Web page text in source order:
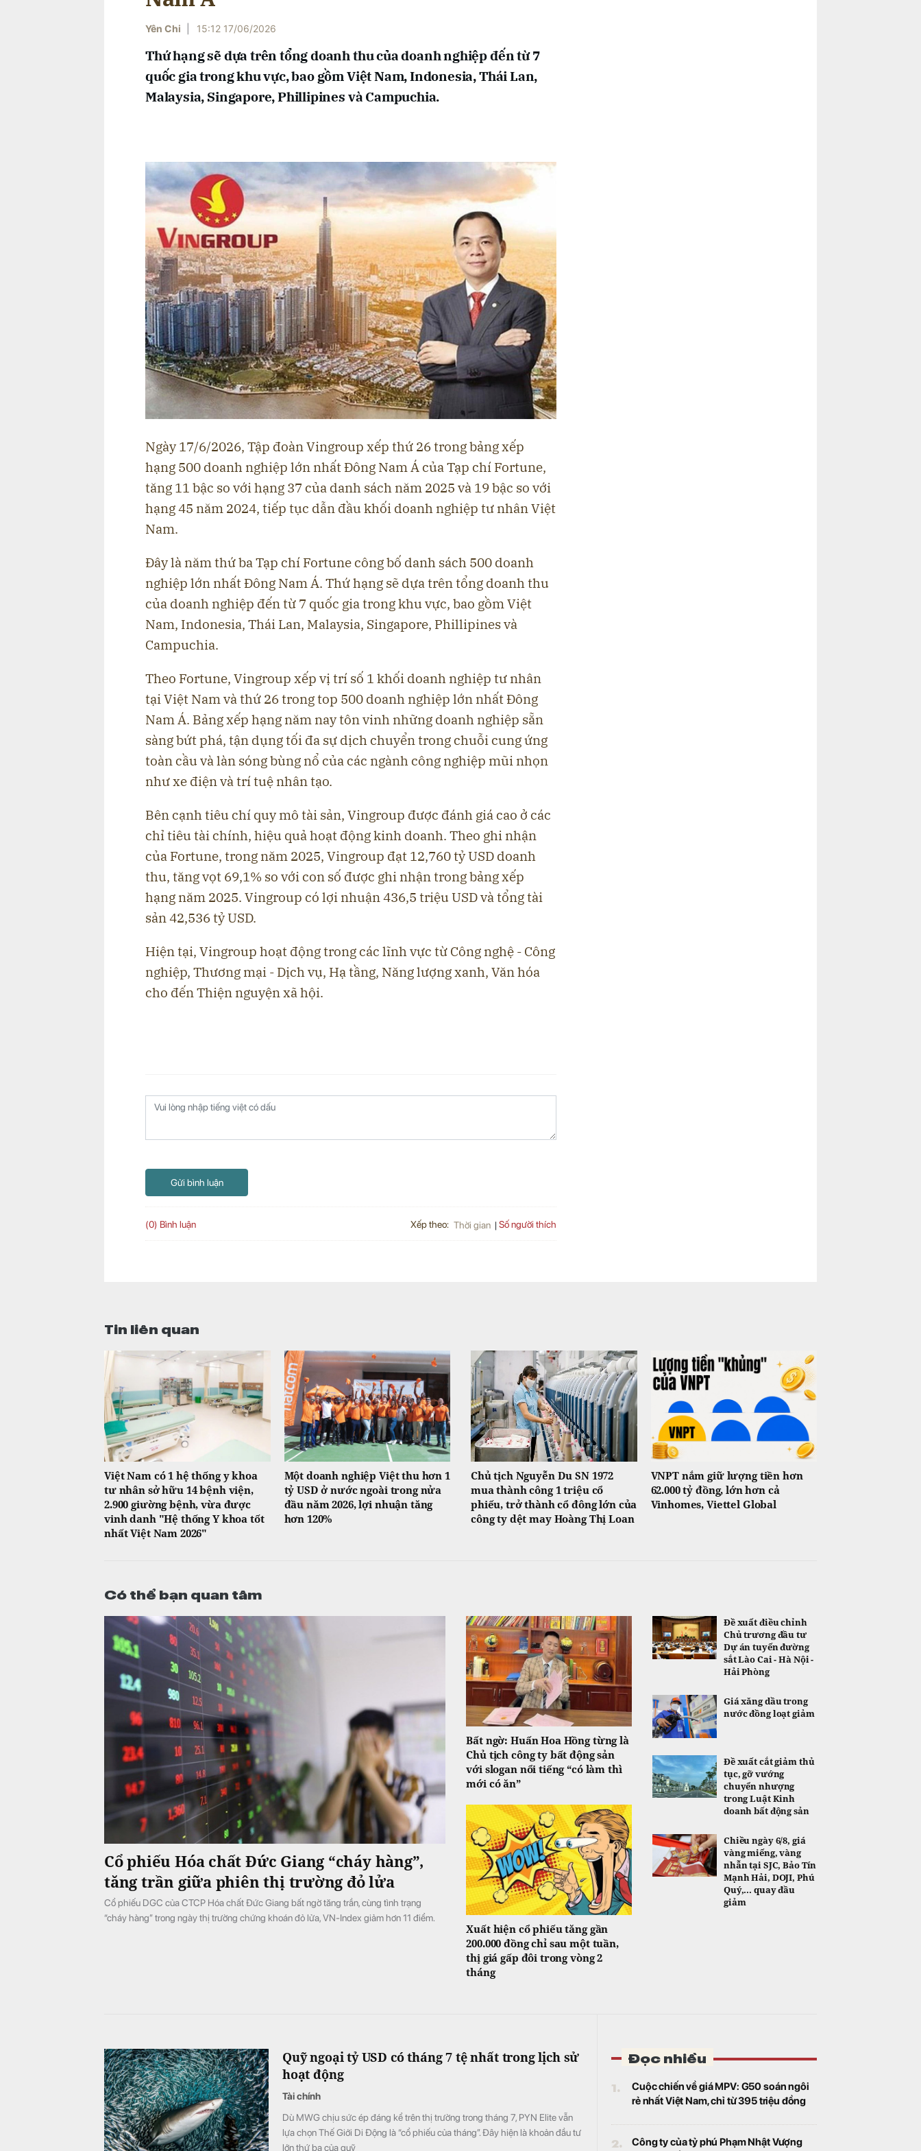
Yên Chi 15:12 17/06/2026
Thứ hạng sẽ dựa trên tổng doanh thu của doanh nghiệp đến từ 7
quốc gia trong khu vực, bao gồm Việt Nam, Indonesia, Thái Lan,
Malaysia, Singapore, Phillipines và Campuchia.
Ngày 17/6/2026, Tập đoàn Vingroup xếp thứ 26 trong bảng xếp
hạng 500 doanh nghiệp lớn nhất Đông Nam Á của Tạp chí Fortune,
tăng 11 bậc so với hạng 37 của danh sách năm 2025 và 19 bậc so với
hạng 45 năm 2024, tiếp tục dẫn đầu khối doanh nghiệp tư nhân Việt
Nam.
Đây là năm thứ ba Tạp chí Fortune công bố danh sách 500 doanh
nghiệp lớn nhất Đông Nam Á. Thứ hạng sẽ dựa trên tổng doanh thu
của doanh nghiệp đến từ 7 quốc gia trong khu vực, bao gồm Việt
Nam, Indonesia, Thái Lan, Malaysia, Singapore, Phillipines và
Campuchia.
Theo Fortune, Vingroup xếp vị trí số 1 khối doanh nghiệp tư nhân
tại Việt Nam và thứ 26 trong top 500 doanh nghiệp lớn nhất Đông
Nam Á. Bảng xếp hạng năm nay tôn vinh những doanh nghiệp sẵn
sàng bứt phá, tận dụng tối đa sự dịch chuyển trong chuỗi cung ứng
toàn cầu và làn sóng bùng nổ của các ngành công nghiệp mũi nhọn
như xe điện và trí tuệ nhân tạo.
Bên cạnh tiêu chí quy mô tài sản, Vingroup được đánh giá cao ở các
chỉ tiêu tài chính, hiệu quả hoạt động kinh doanh. Theo ghi nhận
của Fortune, trong năm 2025, Vingroup đạt 12,760 tỷ USD doanh
thu, tăng vọt 69,1% so với con số được ghi nhận trong bảng xếp
hạng năm 2025. Vingroup có lợi nhuận 436,5 triệu USD và tổng tài
sản 42,536 tỷ USD.
Hiện tại, Vingroup hoạt động trong các lĩnh vực từ Công nghệ - Công
nghiệp, Thương mại - Dịch vụ, Hạ tầng, Năng lượng xanh, Văn hóa
cho đến Thiện nguyện xã hội.
Gửi bình luận
(0) Bình luận Xếp theo: Thời gian Số người thích
Tin liên quan
Việt Nam có 1 hệ thống y khoa
tư nhân sở hữu 14 bệnh viện,
2.900 giường bệnh, vừa được
vinh danh "Hệ thống Y khoa tốt
nhất Việt Nam 2026"
Một doanh nghiệp Việt thu hơn 1
tỷ USD ở nước ngoài trong nửa
đầu năm 2026, lợi nhuận tăng
hơn 120%
Chủ tịch Nguyễn Du SN 1972
mua thành công 1 triệu cổ
phiếu, trở thành cổ đông lớn của
công ty dệt may Hoàng Thị Loan
VNPT nắm giữ lượng tiền hơn
62.000 tỷ đồng, lớn hơn cả
Vinhomes, Viettel Global
Có thể bạn quan tâm
Cổ phiếu Hóa chất Đức Giang “cháy hàng”,
tăng trần giữa phiên thị trường đỏ lửa
Cổ phiếu DGC của CTCP Hóa chất Đức Giang bất ngờ tăng trần, cùng tình trạng
“cháy hàng” trong ngày thị trường chứng khoán đỏ lửa, VN-Index giảm hơn 11 điểm.
Bất ngờ: Huấn Hoa Hồng từng là
Chủ tịch công ty bất động sản
với slogan nổi tiếng “có làm thì
mới có ăn”
Xuất hiện cổ phiếu tăng gần
200.000 đồng chỉ sau một tuần,
thị giá gấp đôi trong vòng 2
tháng
Đề xuất điều chỉnh
Chủ trương đầu tư
Dự án tuyến đường
sắt Lào Cai - Hà Nội -
Hải Phòng
Giá xăng dầu trong
nước đồng loạt giảm
Đề xuất cắt giảm thủ
tục, gỡ vướng
chuyển nhượng
trong Luật Kinh
doanh bất động sản
Chiều ngày 6/8, giá
vàng miếng, vàng
nhẫn tại SJC, Bảo Tín
Mạnh Hải, DOJI, Phú
Quý,... quay đầu
giảm
Quỹ ngoại tỷ USD có tháng 7 tệ nhất trong lịch sử
hoạt động
Tài chính
Dù MWG chịu sức ép đáng kể trên thị trường trong tháng 7, PYN Elite vẫn
lựa chọn Thế Giới Di Động là “cổ phiếu của tháng”. Đây hiện là khoản đầu tư
lớn thứ ba của quỹ
Đọc nhiều
1.
Cuộc chiến về giá MPV: G50 soán ngôi
rẻ nhất Việt Nam, chỉ từ 395 triệu đồng
2.
Công ty của tỷ phú Phạm Nhật Vượng